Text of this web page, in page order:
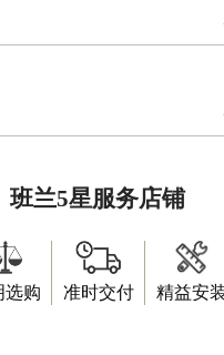
班兰5星服务店铺
选购 准时交付 精益安